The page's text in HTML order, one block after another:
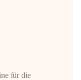
für die